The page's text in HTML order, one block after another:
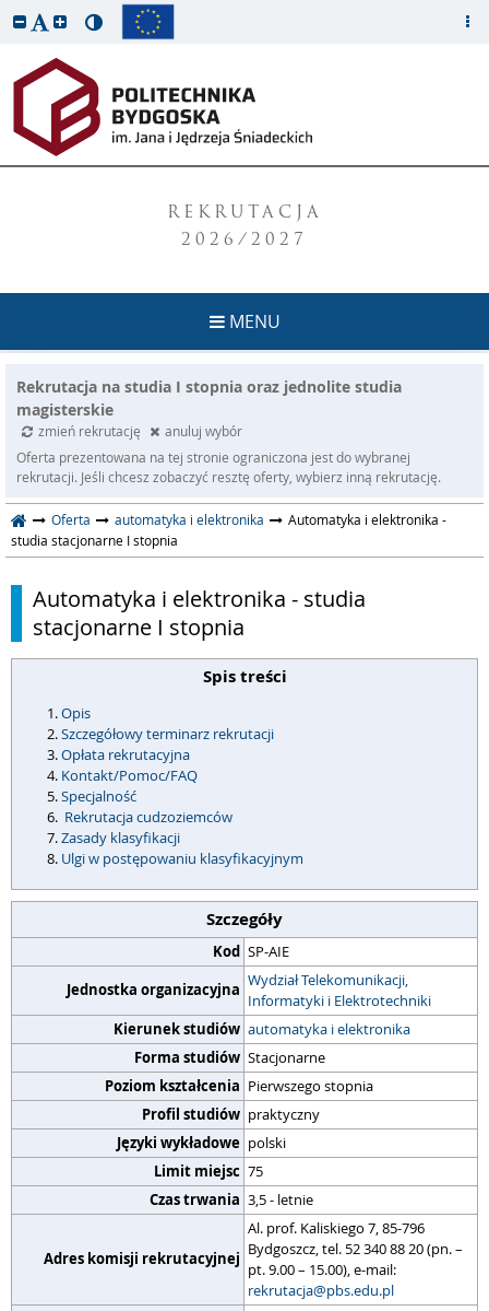
REKRUTACJA
2026/2027
MENU
Rekrutacja na studia I stopnia oraz jednolite studia
magisterskie
zmień rekrutację
anuluj wybór
Oferta prezentowana na tej stronie ograniczona jest do wybranej
rekrutacji. Jeśli chcesz zobaczyć resztę oferty, wybierz inną rekrutację.
Oferta automatyka i elektronika
Automatyka i elektronika -
studia stacjonarne I stopnia
Automatyka i elektronika - studia
stacjonarne I stopnia
Spis treści
Opis
Szczegółowy terminarz rekrutacji
Opłata rekrutacyjna
Kontakt/Pomoc/FAQ
Specjalność
Rekrutacja cudzoziemców
Zasady klasyfikacji
Ulgi w postępowaniu klasyfikacyjnym
Szczegóły
Kod SP-AIE
Jednostka organizacyjna Wydział Telekomunikacji,
Informatyki i Elektrotechniki
Kierunek studiów automatyka i elektronika
Forma studiów Stacjonarne
Poziom kształcenia Pierwszego stopnia
Profil studiów praktyczny
Języki wykładowe polski
Limit miejsc 75
Czas trwania 3,5 - letnie
Adres komisji rekrutacyjnej
Al. prof. Kaliskiego 7, 85-796
Bydgoszcz, tel. 52 340 88 20 (pn. –
pt. 9.00 – 15.00), e-mail:
rekrutacja@pbs.edu.pl